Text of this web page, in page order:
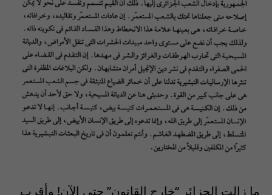
ما زالت الجزائر “خارج القانون” حتى الآن! وأقرب